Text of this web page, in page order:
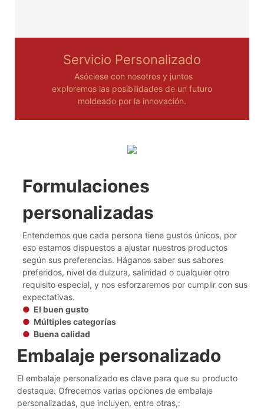
Servicio Personalizado
Asóciese con nosotros y juntos
exploremos las posibilidades de un futuro
moldeado por la innovación.
Formulaciones
personalizadas
Entendemos que cada persona tiene gustos únicos, por
eso estamos dispuestos a ajustar nuestros productos
según sus preferencias. Háganos saber sus sabores
preferidos, nivel de dulzura, salinidad o cualquier otro
requisito especial, y nos esforzaremos por cumplir con sus
expectativas.
● El buen gusto
● Múltiples categorías
● Buena calidad
Embalaje personalizado
El embalaje personalizado es clave para que su producto
destaque. Ofrecemos varias opciones de embalaje
personalizadas, que incluyen, entre otras,: